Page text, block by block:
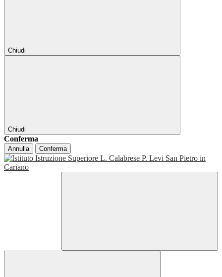
Chiudi
Chiudi
Conferma
Annulla Conferma